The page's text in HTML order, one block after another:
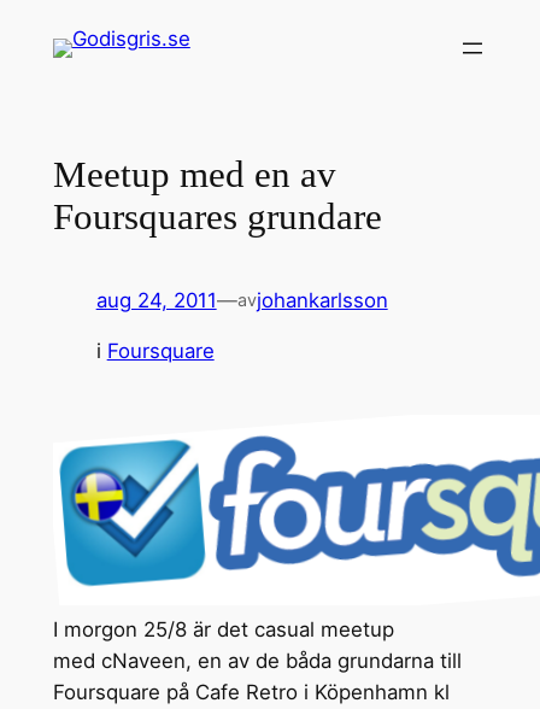
Meetup med en av
Foursquares grundare
aug 24, 2011—avjohankarlsson
i Foursquare
I morgon 25/8 är det casual meetup
med cNaveen, en av de båda grundarna till
Foursquare på Cafe Retro i Köpenhamn kl